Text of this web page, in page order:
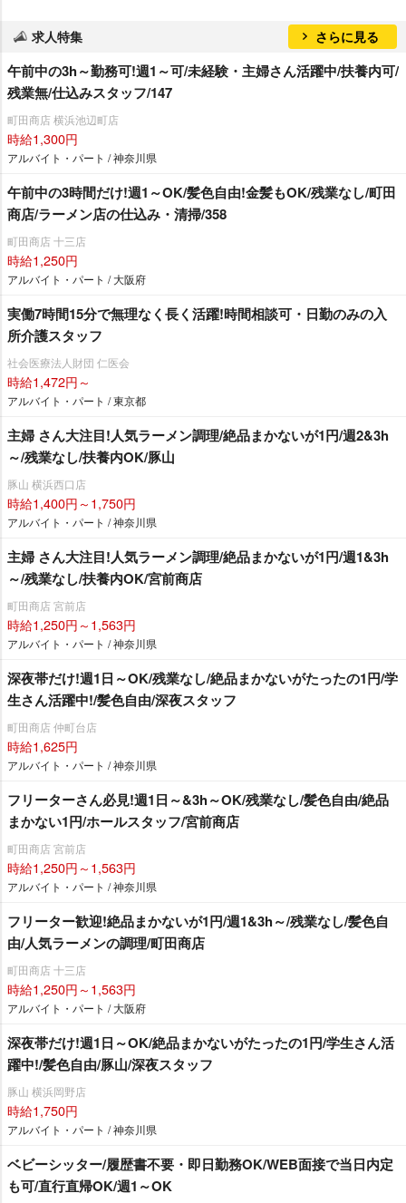
求人特集 さらに見る
午前中の3h～勤務可!週1～可/未経験・主婦さん活躍中/扶養内可/
残業無/仕込みスタッフ/147
町田商店 横浜池辺町店
時給1,300円
アルバイト・パート / 神奈川県
午前中の3時間だけ!週1～OK/髪色自由!金髪もOK/残業なし/町田
商店/ラーメン店の仕込み・清掃/358
町田商店 十三店
時給1,250円
アルバイト・パート / 大阪府
実働7時間15分で無理なく長く活躍!時間相談可・日勤のみの入
所介護スタッフ
社会医療法人財団 仁医会
時給1,472円～
アルバイト・パート / 東京都
主婦 さん大注目!人気ラーメン調理/絶品まかないが1円/週2&3h
～/残業なし/扶養内OK/豚山
豚山 横浜西口店
時給1,400円～1,750円
アルバイト・パート / 神奈川県
主婦 さん大注目!人気ラーメン調理/絶品まかないが1円/週1&3h
～/残業なし/扶養内OK/宮前商店
町田商店 宮前店
時給1,250円～1,563円
アルバイト・パート / 神奈川県
深夜帯だけ!週1日～OK/残業なし/絶品まかないがたったの1円/学
生さん活躍中!/髪色自由/深夜スタッフ
町田商店 仲町台店
時給1,625円
アルバイト・パート / 神奈川県
フリーターさん必見!週1日～&3h～OK/残業なし/髪色自由/絶品
まかない1円/ホールスタッフ/宮前商店
町田商店 宮前店
時給1,250円～1,563円
アルバイト・パート / 神奈川県
フリーター歓迎!絶品まかないが1円/週1&3h～/残業なし/髪色自
由/人気ラーメンの調理/町田商店
町田商店 十三店
時給1,250円～1,563円
アルバイト・パート / 大阪府
深夜帯だけ!週1日～OK/絶品まかないがたったの1円/学生さん活
躍中!/髪色自由/豚山/深夜スタッフ
豚山 横浜岡野店
時給1,750円
アルバイト・パート / 神奈川県
ベビーシッター/履歴書不要・即日勤務OK/WEB面接で当日内定
も可/直行直帰OK/週1～OK